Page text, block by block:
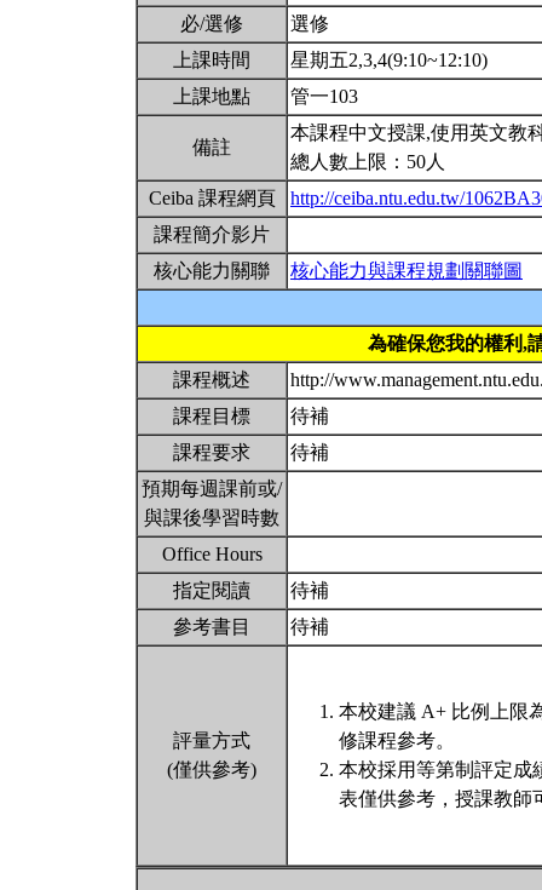
必/選修
選修
上課時間
星期五2,3,4(9:10~12:10)
上課地點
管一103
備註
本課程中文授課,使用英文教
總人數上限：50人
Ceiba 課程網頁
http://ceiba.ntu.edu.tw/
課程簡介影片
核心能力關聯
核心能力與課程規劃關聯圖
為確保您我的權利,
課程概述
http://
課程目標
待補
課程要求
待補
預期每週課前或/
與課後學習時數
Office Hours
指定閱讀
待補
參考書目
待補
評量方式
(僅供參考)
本校建議 A+ 比例上限
修課程參考。
本校採用等第制評定成
表僅供參考，授課教師